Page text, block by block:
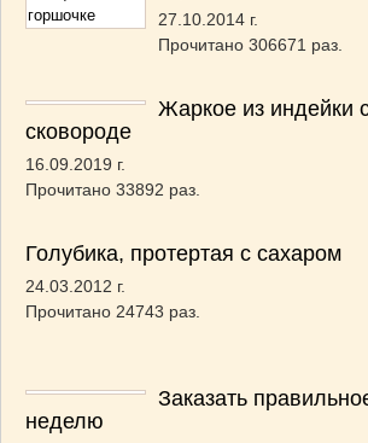
27.10.2014 г.
Прочитано 306671 раз.
Жаркое из индейки
сковороде
16.09.2019 г.
Прочитано 33892 раз.
Голубика, протертая с сахаром
24.03.2012 г.
Прочитано 24743 раз.
Заказать
неделю